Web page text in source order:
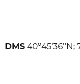
DMS 40º45'36''N;